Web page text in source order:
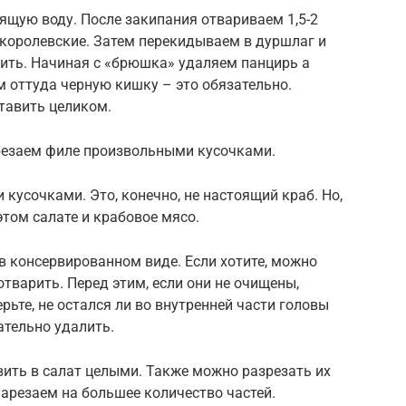
воду. После закипания отвариваем 1,5-2
Затем перекидываем в дуршлаг и
Начиная с «брюшка» удаляем панцирь а
черную кишку – это обязательно.
целиком.
филе произвольными кусочками.
Это, конечно, не настоящий краб. Но,
салате и крабовое мясо.
виде. Если хотите, можно
Перед этим, если они не очищены,
не остался ли во внутренней части головы
удалить.
в салат целыми. Также можно разрезать их
на большее количество частей.